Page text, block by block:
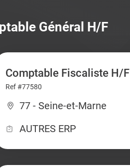
Général H/F
Comptable Fiscaliste H/F
Ref #77580
77 - Seine-et-Marne
AUTRES ERP